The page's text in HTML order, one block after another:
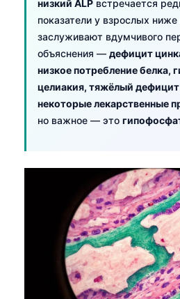
низкий ALP встречается
показатели у взрослых
заслуживают вдумчивого
объяснения — дефицит
низкое потребление белка,
целиакия, тяжёлый дефицит
некоторые лекарственные
но важное — это